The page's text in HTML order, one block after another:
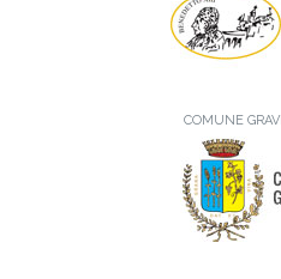
COMUNE